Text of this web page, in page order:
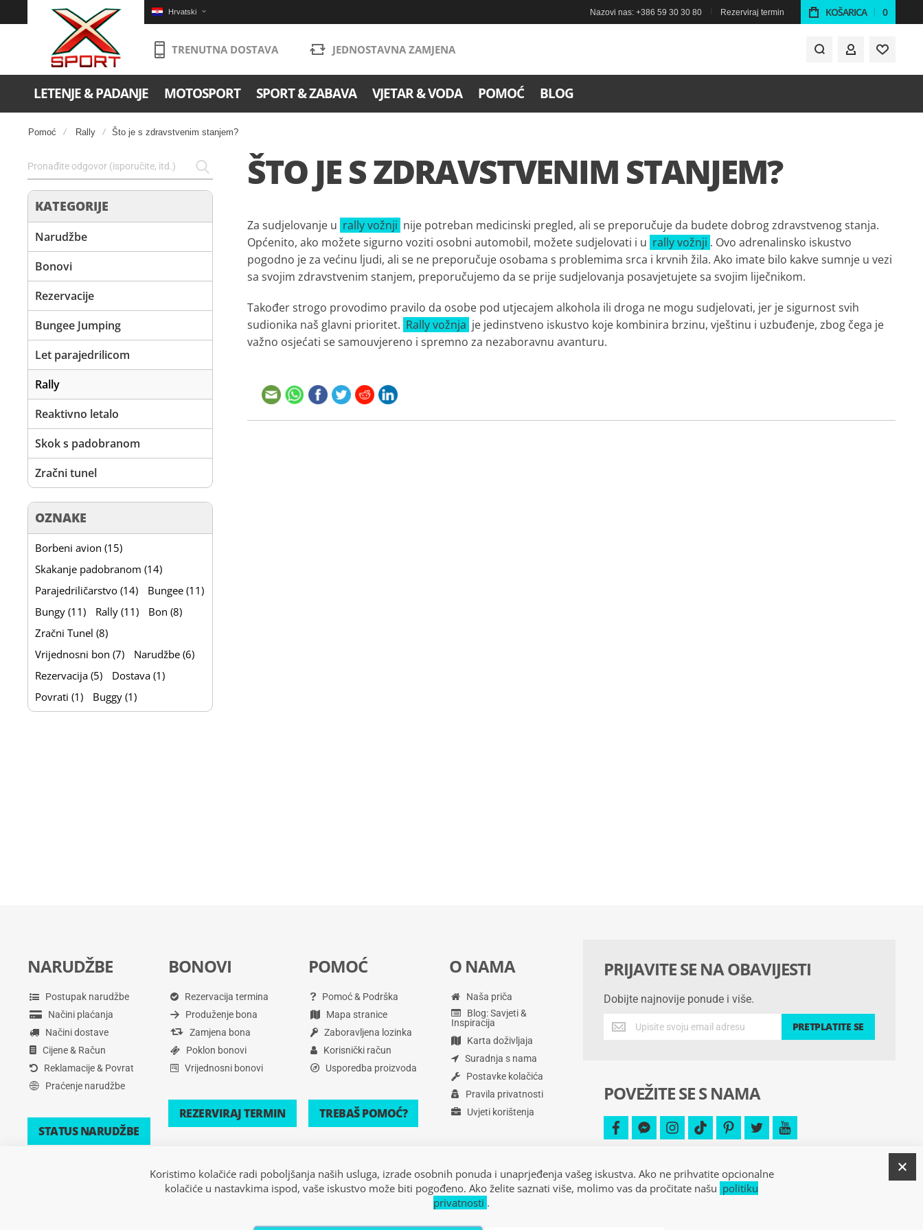
Hrvatski Nazovi nas: +386 59 30 30 80 Rezerviraj termin KOŠARICA 0
TRENUTNA DOSTAVA JEDNOSTAVNA ZAMJENA MOJ RAČUN
LETENJE & PADANJE MOTOSPORT SPORT & ZABAVA VJETAR & VODA POMOĆ BLOG
Pomoć Rally Što je s zdravstvenim stanjem?
ŠTO JE S ZDRAVSTVENIM STANJEM?
Za sudjelovanje u rally vožnji nije potreban medicinski pregled, ali se preporučuje da budete dobrog zdravstvenog stanja.
Općenito, ako možete sigurno voziti osobni automobil, možete sudjelovati i u rally vožnji . Ovo adrenalinsko iskustvo
pogodno je za većinu ljudi, ali se ne preporučuje osobama s problemima srca i krvnih žila. Ako imate bilo kakve sumnje u vezi
sa svojim zdravstvenim stanjem, preporučujemo da se prije sudjelovanja posavjetujete sa svojim liječnikom.
Također strogo provodimo pravilo da osobe pod utjecajem alkohola ili droga ne mogu sudjelovati, jer je sigurnost svih
sudionika naš glavni prioritet. Rally vožnja je jedinstveno iskustvo koje kombinira brzinu, vještinu i uzbuđenje, zbog čega je
važno osjećati se samouvjereno i spremno za nezaboravnu avanturu.
KATEGORIJE
Narudžbe
Bonovi
Rezervacije
Bungee Jumping
Let parajedrilicom
Rally
Reaktivno letalo
Skok s padobranom
Zračni tunel
OZNAKE
Borbeni avion (15)
Skakanje padobranom (14)
Parajedriličarstvo (14)
Bungee (11)
Bungy (11)
Rally (11)
Bon (8)
Zračni Tunel (8)
Vrijednosni bon (7)
Narudžbe (6)
Rezervacija (5)
Dostava (1)
Povrati (1)
Buggy (1)
PRIJAVITE SE NA OBAVIJESTI
Dobijte najnovije ponude i više.
Dobijte
najnovije
PRETPLATITE SE
POVEŽITE SE S NAMA
facebookfacebook-
messenger
instagram
tiktokpinterest
twitteryoutube
NARUDŽBE
Postupak narudžbe
Načini plaćanja
Načini dostave
Cijene & Račun
Reklamacije & Povrat
Praćenje narudžbe
STATUS NARUDŽBE
BONOVI
Rezervacija termina
Produženje bona
Zamjena bona
Poklon bonovi
Vrijednosni bonovi
REZERVIRAJ TERMIN
POMOĆ
Pomoć & Podrška
Mapa stranice
Zaboravljena lozinka
Korisnički račun
Usporedba proizvoda
TREBAŠ POMOĆ?
O NAMA
Naša priča
Blog: Savjeti &
Inspiracija
Karta doživljaja
Suradnja s nama
Postavke kolačića
Pravila privatnosti
Uvjeti korištenja
Koristimo kolačiće radi poboljšanja naših usluga, izrade osobnih ponuda i unaprjeđenja vašeg iskustva. Ako ne prihvatite opcionalne
kolačiće u nastavkima ispod, vaše iskustvo može biti pogođeno. Ako želite saznati više, molimo vas da pročitate našu politiku
privatnosti .